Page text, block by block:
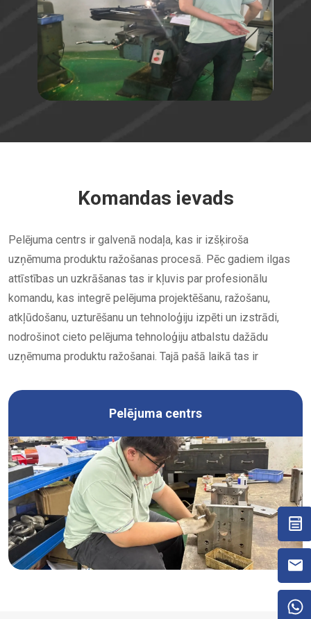
Komandas ievads
Pelējuma centrs ir galvenā nodaļa, kas ir izšķiroša
uzņēmuma produktu ražošanas procesā. Pēc gadiem ilgas
attīstības un uzkrāšanas tas ir kļuvis par profesionālu
komandu, kas integrē pelējuma projektēšanu, ražošanu,
atkļūdošanu, uzturēšanu un tehnoloģiju izpēti un izstrādi,
nodrošinot cieto pelējuma tehnoloģiju atbalstu dažādu
uzņēmuma produktu ražošanai. Tajā pašā laikā tas ir
profesionālajām prasmēm un augstas kvalitātes
Pelējuma centrs